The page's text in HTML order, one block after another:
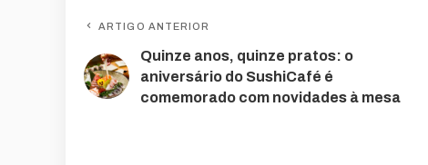
ARTIGO ANTERIOR
Quinze anos, quinze pratos: o
aniversário do SushiCafé é
comemorado com novidades à mesa